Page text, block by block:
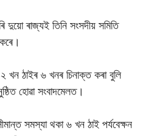
দুয়ো ৰাজ্যই তিনি সংসদীয় সমিতি
খন ঠাইৰ ৬ খনৰ চিনাক্ত কৰা বুলি
হোৱা সংবাদমেলত।
সমস্যা থকা ৬ খন ঠাই পৰ্যবেক্ষন